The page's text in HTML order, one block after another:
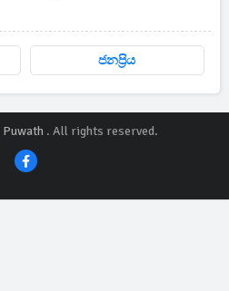
ජනප්‍රිය
Puwath. All rights reserved.